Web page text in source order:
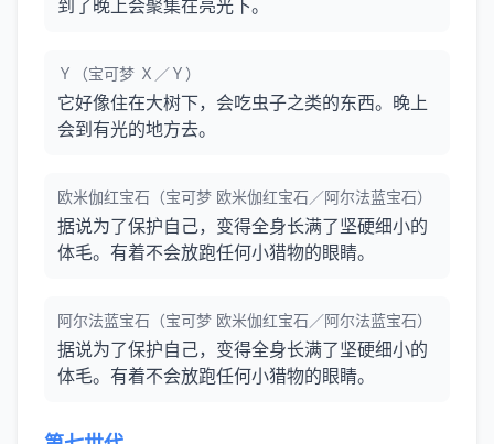
到了晚上会聚集在亮光下。
Ｙ（宝可梦 Ｘ／Ｙ）
它好像住在大树下，会吃虫子之类的东西。晚上
会到有光的地方去。
欧米伽红宝石（宝可梦 欧米伽红宝石／阿尔法蓝宝石）
据说为了保护自己，变得全身长满了坚硬细小的
体毛。有着不会放跑任何小猎物的眼睛。
阿尔法蓝宝石（宝可梦 欧米伽红宝石／阿尔法蓝宝石）
据说为了保护自己，变得全身长满了坚硬细小的
体毛。有着不会放跑任何小猎物的眼睛。